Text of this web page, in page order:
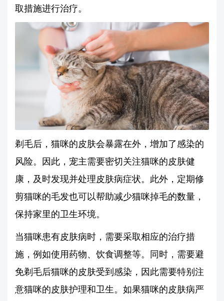
取措施进行治疗。
剃毛后，猫咪的皮肤会暴露在外，增加了感染的
风险。因此，宠主需要密切关注猫咪的皮肤健
康，及时发现并处理皮肤病症状。此外，定期修
剪猫咪的毛发也可以帮助减少猫咪掉毛的数量，
保持家里的卫生环境。
当猫咪患有皮肤病时，需要采取相应的治疗措
施，例如使用药物、饮食调整等。同时，需要避
免剃毛后猫咪的皮肤受到感染，因此需要特别注
意猫咪的皮肤护理和卫生。如果猫咪的皮肤病严